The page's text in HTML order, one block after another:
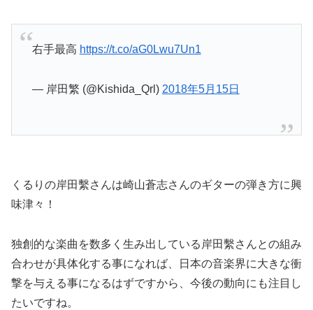
右手最高 https://t.co/aG0Lwu7Un1
— 岸田繁 (@Kishida_Qrl) 2018年5月15日
くるりの岸田繫さんは崎山蒼志さんのギターの弾き方に興
味津々！
独創的な楽曲を数多く生み出している岸田繫さんとの組み
合わせが具体化する事になれば、日本の音楽界に大きな衝
撃を与える事になるはずですから、今後の動向にも注目し
たいですね。